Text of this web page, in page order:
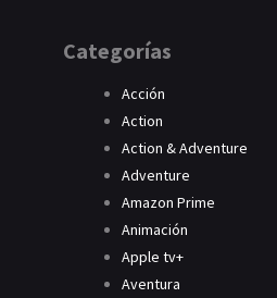
Categorías
Acción
Action
Action & Adventure
Adventure
Amazon Prime
Animación
Apple tv+
Aventura